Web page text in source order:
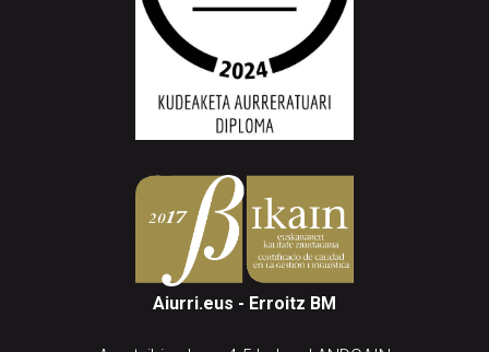
Aiurri.eus - Erroitz BM
Arantzibia plaza, 4-5 behea | ANDOAIN